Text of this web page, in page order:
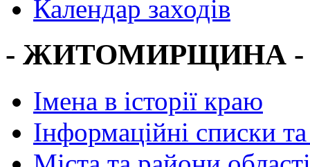
Календар заходів
- ЖИТОМИРЩИНА -
Імена в історії краю
Інформаційні списки